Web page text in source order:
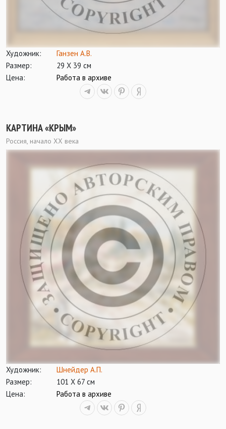
Художник:
Ганзен А.В.
Размер:
29 Х 39 см
Цена:
Работа в архиве
КАРТИНА «КРЫМ»
Россия, начало ХХ века
Художник:
Шнейдер А.П.
Размер:
101 Х 67 см
Цена:
Работа в архиве